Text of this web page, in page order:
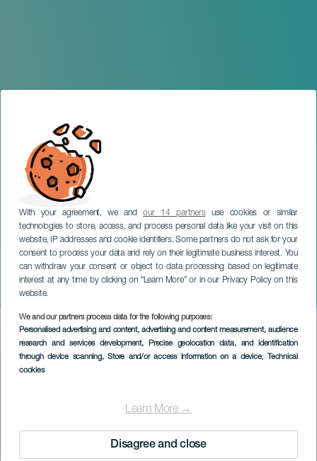
With your agreement, we andour 14 partnersuse cookies or similar
technologies to store, access, and process personal data like your visit on this
website, IP addresses and cookie identifiers. Some partners do not ask for your
consent to process your data and rely on their legitimate business interest. You
can withdraw your consent or object to data processing based on legitimate
interest at any time by clicking on “Learn More” or in our Privacy Policy on this
website.
We and our partners process data for the following purposes:
Personalised advertising and content, advertising and content measurement, audience
research and services development, Precise geolocation data, and identification
through device scanning, Store and/or access information on a device, Technical
cookies
Learn More →
Disagree and close
Ajallinen näyttely:
"Diálogo de postales"
LANZAROTE
Imagen
Listado